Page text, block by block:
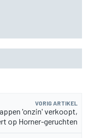
VORIG ARTIKEL
'onzin' verkoopt,
op Horner-geruchten